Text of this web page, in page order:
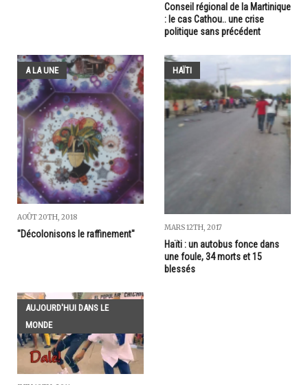
Conseil régional de la Martinique
: le cas Cathou.. une crise
politique sans précédent
A LA UNE
AOÛT 20TH, 2018
"Décolonisons le raffinement"
HAÏTI
MARS 12TH, 2017
Haïti : un autobus fonce dans
une foule, 34 morts et 15
blessés
AUJOURD'HUI DANS LE
MONDE